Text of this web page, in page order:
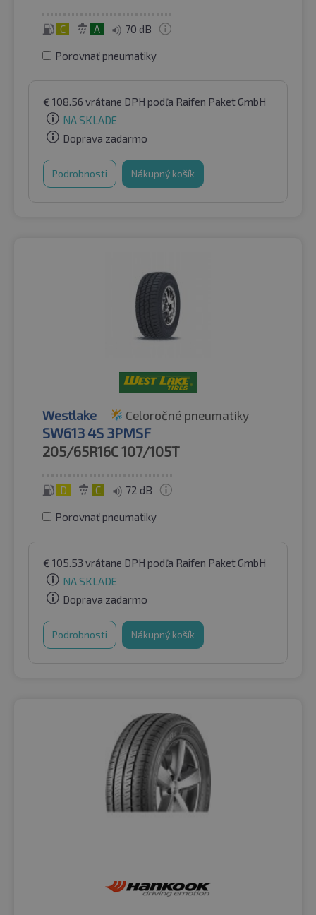
C A 70 dB
Porovnať pneumatiky
€ 108.56 vrátane DPH podľa Raifen Paket GmbH
NA SKLADE
Doprava zadarmo
Podrobnosti Nákupný košík
Westlake Celoročné pneumatiky
SW613 4S 3PMSF
205/65R16C107/105T
D C 72 dB
Porovnať pneumatiky
€ 105.53 vrátane DPH podľa Raifen Paket GmbH
NA SKLADE
Doprava zadarmo
Podrobnosti Nákupný košík